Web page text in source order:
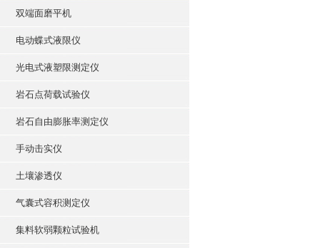
双端面磨平机
电动蝶式液限仪
光电式液塑限测定仪
岩石点荷载试验仪
岩石自由膨胀率测定仪
手动击实仪
土壤渗透仪
气囊式容积测定仪
集料软弱颗粒试验机